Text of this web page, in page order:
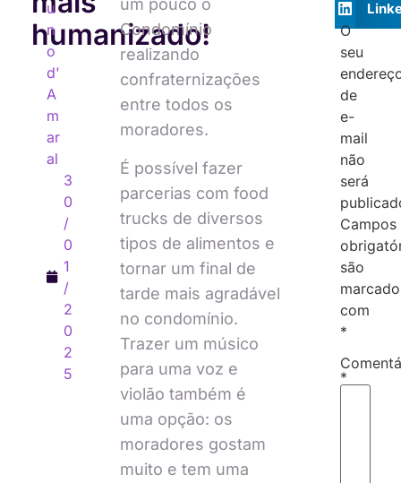
humanizado!
u
n
o
d'
A
m
ar
al
3
0
/
0
1
/
2
0
2
5
um pouco o
Condomínio
realizando
confraternizações
entre todos os
moradores.
É possível fazer
parcerias com food
trucks de diversos
tipos de alimentos e
tornar um final de
tarde mais agradável
no condomínio.
Trazer um músico
para uma voz e
violão também é
uma opção: os
moradores gostam
muito e tem uma
O
seu
de
e-
mail
não
será
Campos
são
com
*
*